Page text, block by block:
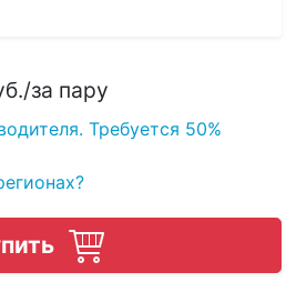
/за пару
Требуется 50%